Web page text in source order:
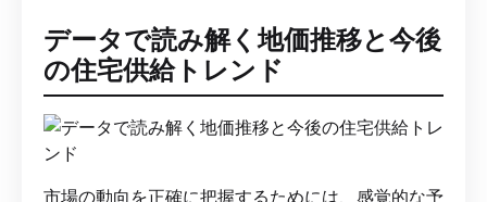
データで読み解く地価推移と今後
の住宅供給トレンド
市場の動向を正確に把握するためには、感覚的な予